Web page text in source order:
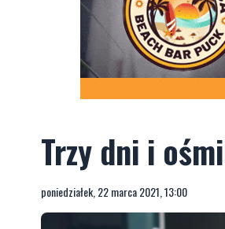
Trzy dni i
poniedziałek, 22 marca 2021, 13:00